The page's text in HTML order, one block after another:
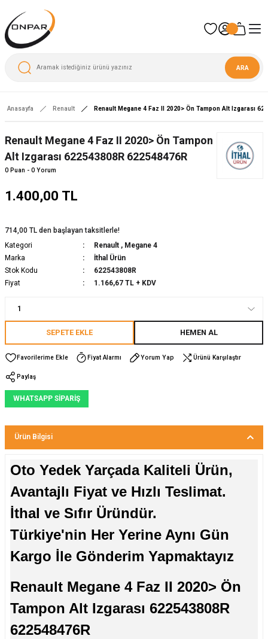
ARA
Anasayfa Renault Renault Megane 4 Faz II 2020> Ön Tampon Alt Izgarası
Renault Megane 4 Faz II 2020> Ön Tampon
Alt Izgarası 622543808R 622548476R
0 Puan - 0 Yorum
1.400,00 TL
714,00 TL den başlayan taksitlerle!
Kategori
Renault , Megane 4
Marka
İthal Ürün
Stok Kodu
622543808R
Fiyat
1.166,67 TL + KDV
SEPETE EKLE HEMEN AL
Fiyat Alarmı Yorum Yap Ürünü Karşılaştır
Paylaş
WHATSAPP SİPARİŞ
Ürün Bilgisi
Oto Yedek Yarçada Kaliteli Ürün,
Avantajlı Fiyat ve Hızlı Teslimat.
İthal ve Sıfır Üründür.
Türkiye'nin Her Yerine Aynı Gün
Kargo İle Gönderim Yapmaktayız
Renault Megane 4 Faz II 2020> Ön
Tampon Alt Izgarası 622543808R
622548476R